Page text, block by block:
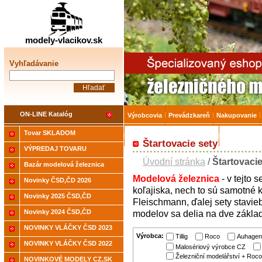
Štartovacie sety
Úvodní stránka /
Modelová železnica - v tejto
koľajiska, nech to sú samotné
Fleischmann, ďalej sety
modelov sa delia na dve
Výrobca: Tillig Roco
Auhagen
Malosériový výrobce CZ
Železniční modelářství + Roco
Tovar SKLADOM
VÝPREDAJ TOVARU
Bazár modelová železnica
Novinky ČSD,ČD 2026
Novinky 2025 ČSD,ČD
Novinky 2024 ČSD,ČD
NOVINKY VLÁČKY ČSD 2023
NOVINKY VLÁČKY ČSD 2022
NOVINKOVÉ MODELY CZ,SK
modely-vlacikov.sk
Vyhľadávanie
ON-LINE Katalóg
Železničné
Výrobcovia Prevádzkareň Nakupovanie